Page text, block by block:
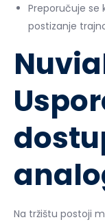
Preporučuje se
postizanje
Na tržištu postoji